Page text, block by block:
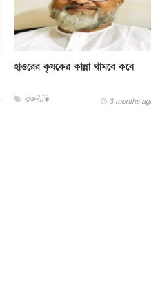
হাওরের কৃষকের কান্না থামবে কবে
রাজনীতি 3 months ago